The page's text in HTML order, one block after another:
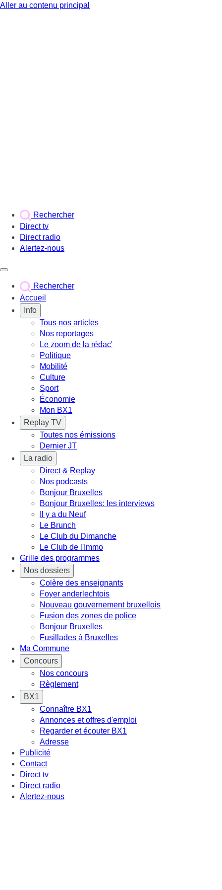
Aller au contenu principal
Rechercher
Direct tv
Direct radio
Alertez-nous
Rechercher
Accueil
Info
Tous nos articles
Nos reportages
Le zoom de la rédac'
Politique
Mobilité
Culture
Sport
Économie
Mon BX1
Replay TV
Toutes nos émissions
Dernier JT
La radio
Direct & Replay
Nos podcasts
Bonjour Bruxelles
Bonjour Bruxelles: les interviews
Il y a du Neuf
Le Brunch
Le Club du Dimanche
Le Club de l'Immo
Grille des programmes
Nos dossiers
Colère des enseignants
Foyer anderlechtois
Nouveau gouvernement bruxellois
Fusion des zones de police
Bonjour Bruxelles
Fusillades à Bruxelles
Ma Commune
Concours
Nos concours
Règlement
BX1
Connaître BX1
Annonces et offres d'emploi
Regarder et écouter BX1
Adresse
Publicité
Contact
Direct tv
Direct radio
Alertez-nous